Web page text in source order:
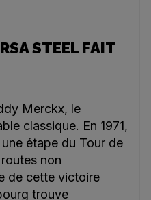
STEEL FAIT
Merckx, le
classique. En 1971,
étape du Tour de
non
de cette victoire
trouve